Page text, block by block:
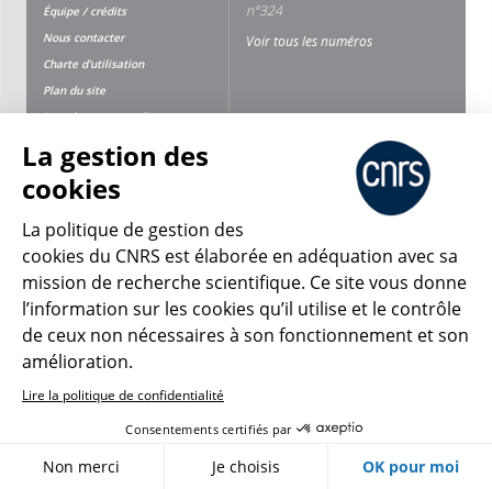
Équipe / crédits
Nous contacter
Charte d'utilisation
Plan du site
Données personnelles
Mentions légales
n°324
Voir tous les numéros
© 2026, CNRS
La gestion des
cookies
La politique de gestion des
cookies du CNRS est élaborée en adéquation avec sa
mission de recherche scientifique. Ce site vous donne
l’information sur les cookies qu’il utilise et le contrôle
de ceux non nécessaires à son fonctionnement et son
amélioration.
Lire la politique de confidentialité
Consentements certifiés par
Non merci Je choisis OK pour moi